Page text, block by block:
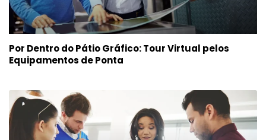
Por Dentro do Pátio Gráfico: Tour Virtual pelos
Equipamentos de Ponta